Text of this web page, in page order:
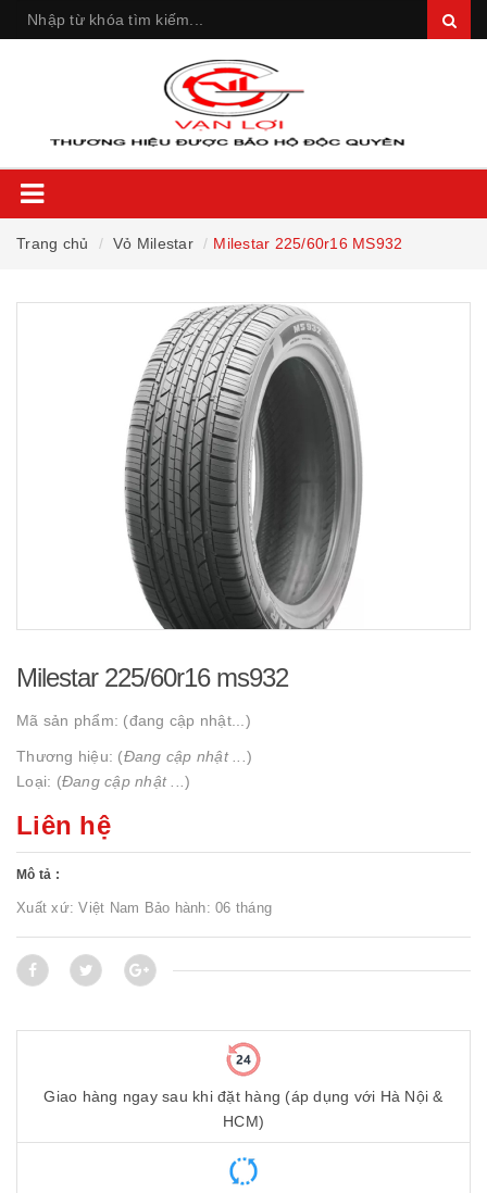
Trang chủ Vỏ Milestar Milestar 225/60r16 MS932
Milestar 225/60r16 ms932
Mã sản phẩm: (đang cập nhật...)
Thương hiệu: (Đang cập nhật ... )
Loại: (Đang cập nhật ... )
Liên hệ
Mô tả :
Xuất xứ: Việt Nam Bảo hành: 06 tháng
Giao hàng ngay sau khi đặt hàng (áp dụng với Hà Nội &
HCM)